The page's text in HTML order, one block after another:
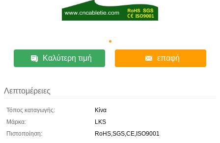
Καλύτερη τιμή επαφή
Λεπτομέρειες
Τόπος καταγωγής:
Κίνα
Μάρκα:
LKS
Πιστοποίηση:
RoHS,SGS,CE,ISO9001